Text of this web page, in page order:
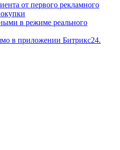
от первого рекламного
в режиме реального
в приложении Битрикс24.